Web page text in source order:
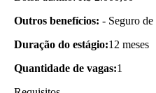
Outros benefícios: - Seguro
Duração do estágio:12 meses
Quantidade de vagas:1